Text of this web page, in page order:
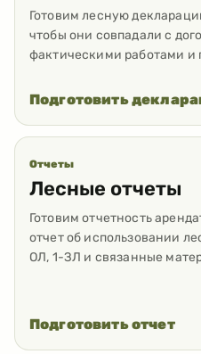
Готовим лесную
чтобы они совпадали с
фактическими работами и
Подготовить
Отчеты
Лесные отчеты
Готовим отчетность
отчет об использовании
ОЛ, 1-ЗЛ и связанные
Подготовить отчет